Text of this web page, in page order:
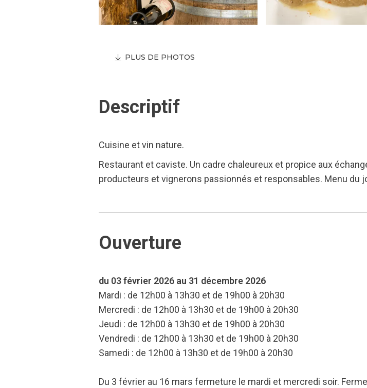
PLUS DE PHOTOS
Descriptif
Cuisine et vin nature.
Restaurant et caviste. Un cadre chaleureux et propice aux
producteurs et vignerons passionnés et responsables. Menu du
Ouverture
du 03 février 2026 au 31 décembre 2026
Mardi : de 12h00 à 13h30 et de 19h00 à 20h30
Mercredi : de 12h00 à 13h30 et de 19h00 à 20h30
Jeudi : de 12h00 à 13h30 et de 19h00 à 20h30
Vendredi : de 12h00 à 13h30 et de 19h00 à 20h30
Samedi : de 12h00 à 13h30 et de 19h00 à 20h30
Du 3 février au 16 mars fermeture le mardi et mercredi soir.